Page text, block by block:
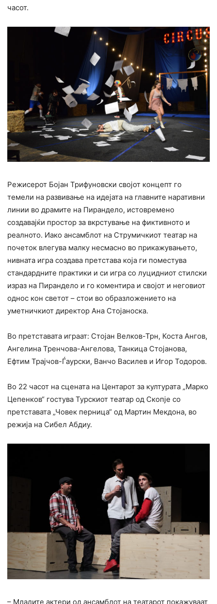
часот.
Режисерот Бојан Трифуновски својот концепт го
темели на развивање на идејата на главните наративни
линии во драмите на Пирандело, истовремено
создавајќи простор за вкрстување на фиктивното и
реалното. Иако ансамблот на Струмичкиот театар на
почеток влегува малку несмасно во прикажувањето,
нивната игра создава претстава која ги поместува
стандардните практики и си игра со луцидниот стилски
израз на Пирандело и го коментира и својот и неговиот
однос кон светот – стои во образложението на
уметничкиот директор Ана Стојаноска.
Во претставата играат: Стојан Велков-Трн, Коста Ангов,
Ангелина Тренчова-Ангелова, Танкица Стојанова,
Ефтим Трајчов-Ѓаурски, Ванчо Василев и Игор Тодоров.
Во 22 часот на сцената на Центарот за културата „Марко
Цепенков“ гостува Турскиот театар од Скопје со
претставата „Човек перница“ од Мартин Мекдона, во
режија на Сибел Абдиу.
– Младите актери од ансамблот на театарот покажуваат